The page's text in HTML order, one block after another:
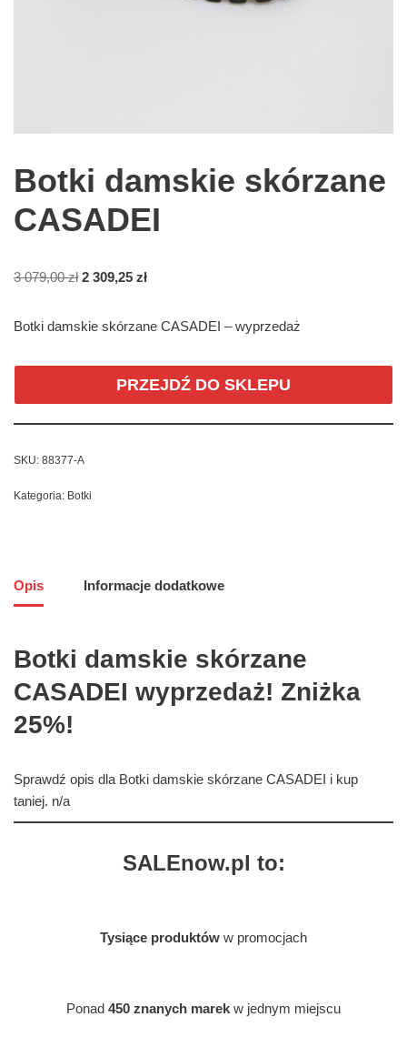
Botki damskie skórzane
CASADEI
3 079,00zł 2 309,25 zł
Botki damskie skórzane CASADEI – wyprzedaż
PRZEJDŹ DO SKLEPU
SKU: 88377-A
Kategoria: Botki
Opis Informacje dodatkowe
Botki damskie skórzane
CASADEI wyprzedaż! Zniżka
25%!
Sprawdź opis dla Botki damskie skórzane CASADEI i kup
taniej. n/a
SALEnow.pl to:
Tysiące produktów w promocjach
Ponad 450 znanych marek w jednym miejscu